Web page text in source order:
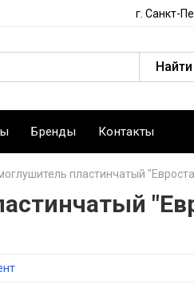
г. Санкт-
Найти
Бренды Контакты
пластинчатый